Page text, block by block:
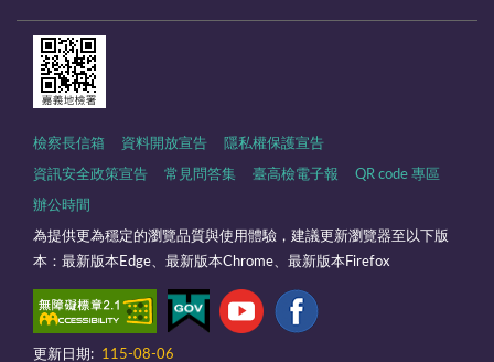
檢察長信箱 資料開放宣告 隱私權保護宣告
資訊安全政策宣告 常見問答集 臺高檢電子報 QR code 專區
辦公時間
為提供更為穩定的瀏覽品質與使用體驗，建議更新瀏覽器至以下版
本：最新版本Edge、最新版本Chrome、最新版本Firefox
更新日期: 115-08-06